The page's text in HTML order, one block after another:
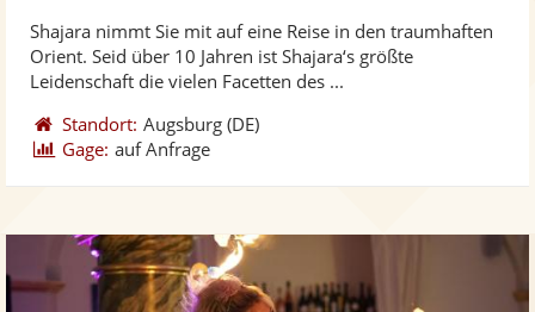
Fotos
5
Shajara nimmt Sie mit auf eine Reise in den traumhaften
Orient. Seid über 10 Jahren ist Shajara‘s größte
Leidenschaft die vielen Facetten des ...
Standort: Augsburg (DE)
Gage: auf Anfrage